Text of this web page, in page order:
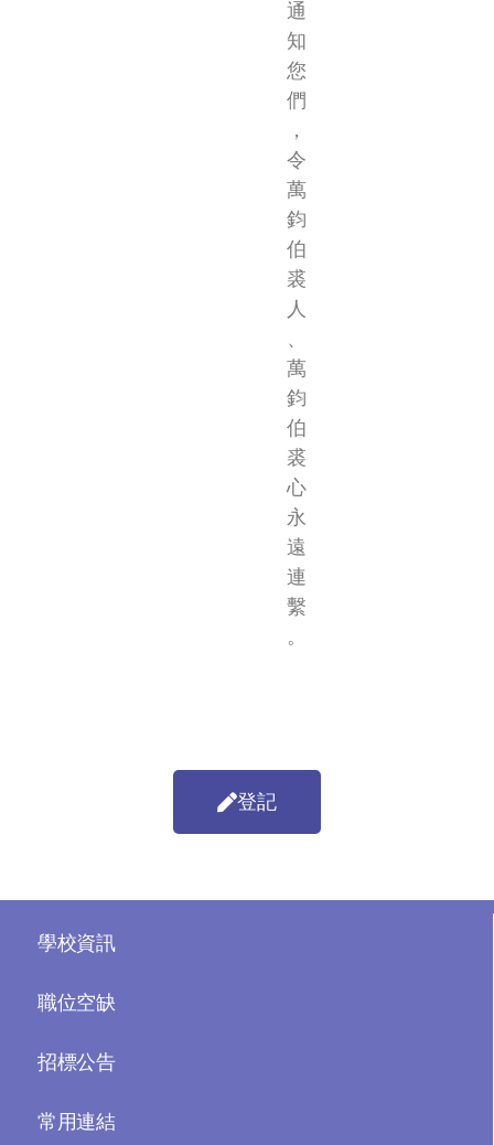
通
知
您
們
，
令
萬
鈞
伯
裘
人
、
萬
鈞
伯
裘
心
永
遠
連
繫
。
登記
學校資訊
職位空缺
招標公告
常用連結